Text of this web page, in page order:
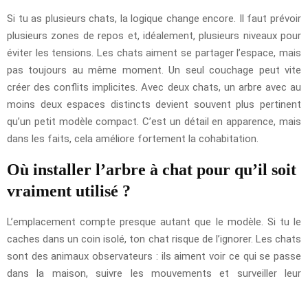
Si tu as plusieurs chats, la logique change encore. Il faut prévoir
plusieurs zones de repos et, idéalement, plusieurs niveaux pour
éviter les tensions. Les chats aiment se partager l’espace, mais
pas toujours au même moment. Un seul couchage peut vite
créer des conflits implicites. Avec deux chats, un arbre avec au
moins deux espaces distincts devient souvent plus pertinent
qu’un petit modèle compact. C’est un détail en apparence, mais
dans les faits, cela améliore fortement la cohabitation.
Où installer l’arbre à chat pour qu’il soit
vraiment utilisé ?
L’emplacement compte presque autant que le modèle. Si tu le
caches dans un coin isolé, ton chat risque de l’ignorer. Les chats
sont des animaux observateurs : ils aiment voir ce qui se passe
dans la maison, suivre les mouvements et surveiller leur